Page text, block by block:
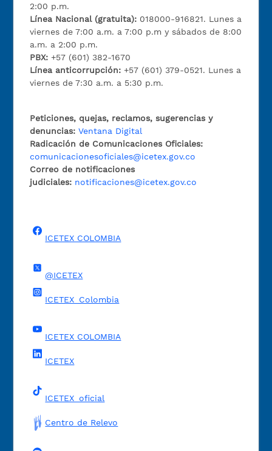
2:00 p.m.
Línea Nacional (gratuita): 018000-916821. Lunes a
viernes de 7:00 a.m. a 7:00 p.m y sábados de 8:00
a.m. a 2:00 p.m.
PBX:+57 (601) 382-1670
Línea anticorrupción:+57 (601) 379-0521. Lunes a
viernes de 7:30 a.m. a 5:30 p.m.
Peticiones, quejas, reclamos, sugerencias y
denuncias: Ventana Digital
Radicación de Comunicaciones Oficiales:
comunicacionesoficiales@icetex.gov.co
Correo de notificaciones
judiciales: notificaciones@icetex.gov.co
ICETEX COLOMBIA
@ICETEX
ICETEX_Colombia
ICETEX COLOMBIA
ICETEX
ICETEX_oficial
Centro de Relevo